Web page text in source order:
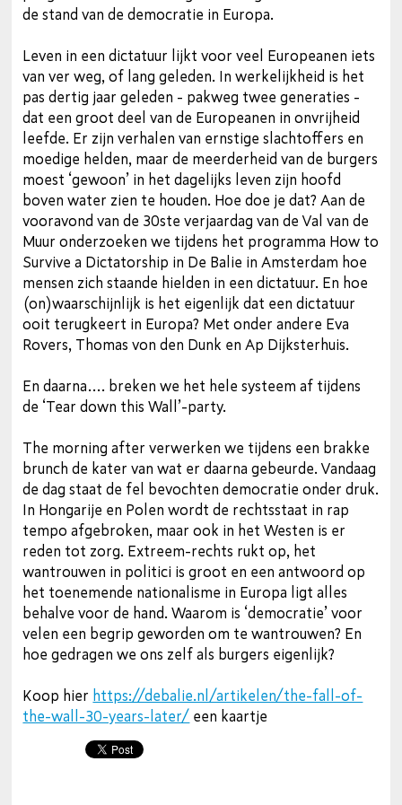
de stand van de democratie in Europa.
Leven in een dictatuur lijkt voor veel Europeanen iets
van ver weg, of lang geleden. In werkelijkheid is het
pas dertig jaar geleden - pakweg twee generaties -
dat een groot deel van de Europeanen in onvrijheid
leefde. Er zijn verhalen van ernstige slachtoffers en
moedige helden, maar de meerderheid van de burgers
moest ‘gewoon’ in het dagelijks leven zijn hoofd
boven water zien te houden. Hoe doe je dat? Aan de
vooravond van de 30ste verjaardag van de Val van de
Muur onderzoeken we tijdens het programma How to
Survive a Dictatorship in De Balie in Amsterdam hoe
mensen zich staande hielden in een dictatuur. En hoe
(on)waarschijnlijk is het eigenlijk dat een dictatuur
ooit terugkeert in Europa? Met onder andere Eva
Rovers, Thomas von den Dunk en Ap Dijksterhuis.
En daarna…. breken we het hele systeem af tijdens
de ‘Tear down this Wall’-party.
The morning after verwerken we tijdens een brakke
brunch de kater van wat er daarna gebeurde. Vandaag
de dag staat de fel bevochten democratie onder druk.
In Hongarije en Polen wordt de rechtsstaat in rap
tempo afgebroken, maar ook in het Westen is er
reden tot zorg. Extreem-rechts rukt op, het
wantrouwen in politici is groot en een antwoord op
het toenemende nationalisme in Europa ligt alles
behalve voor de hand. Waarom is ‘democratie’ voor
velen een begrip geworden om te wantrouwen? En
hoe gedragen we ons zelf als burgers eigenlijk?
Koop hier https://debalie.nl/artikelen/the-fall-of-
the-wall-30-years-later/ een kaartje